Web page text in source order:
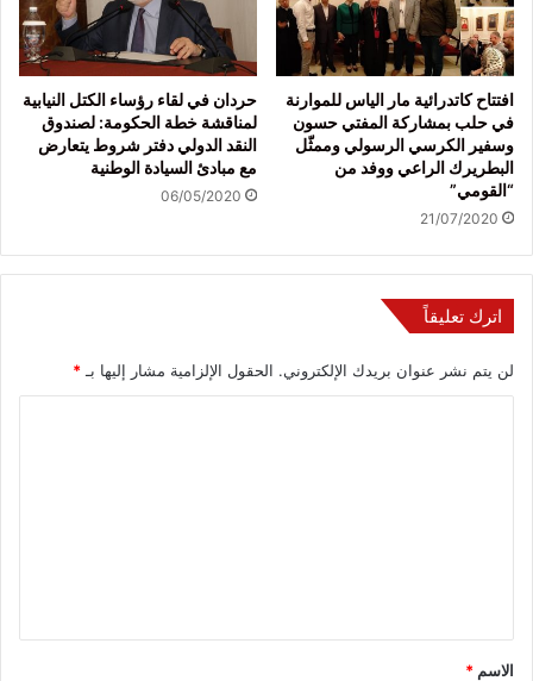
افتتاح كاتدرائية مار الياس للموارنة
في حلب بمشاركة المفتي حسون
وسفير الكرسي الرسولي وممثّل
البطريرك الراعي ووفد من
“القومي”
21/07/2020
حردان في لقاء رؤساء الكتل النيابية
لمناقشة خطة الحكومة: لصندوق
النقد الدولي دفتر شروط يتعارض
مع مبادئ السيادة الوطنية
06/05/2020
اترك تعليقاً
لن يتم نشر عنوان بريدك الإلكتروني. الحقول الإلزامية مشار إليها بـ *
*
الاسم *